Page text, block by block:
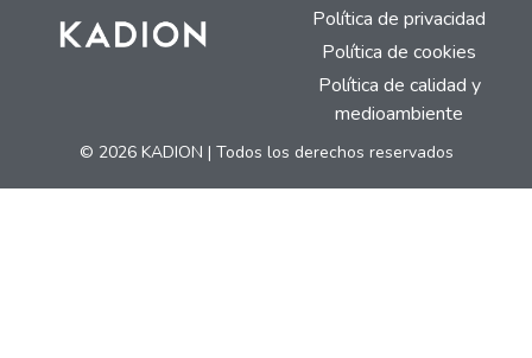
Política de privacidad
Política de cookies
Política de calidad y
medioambiente
© 2026 KADION | Todos los derechos reservados